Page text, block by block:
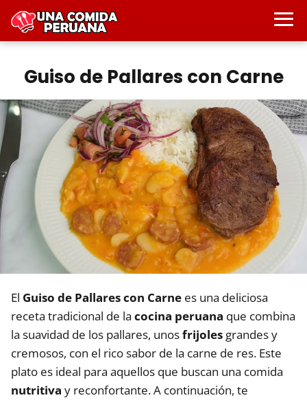
Guiso de Pallares con Carne
El Guiso de Pallares con Carne es una deliciosa
receta tradicional de la cocina peruana que combina
la suavidad de los pallares, unosfrijoles grandes y
cremosos, con el rico sabor de la carne de res. Este
plato es ideal para aquellos que buscan una comida
nutritiva y reconfortante. A continuación, te